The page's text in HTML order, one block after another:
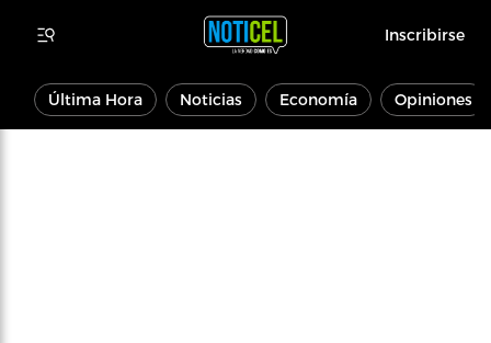
Inscribirse
Última Hora Noticias Economía Opiniones